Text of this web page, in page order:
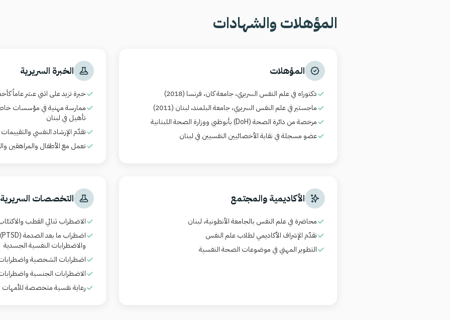
المؤهلات والشهادات
المؤهلات
دكتوراه في علم النفس السريري، جامعة كان، فرنسا (2018)
ماجستير في علم النفس السريري، جامعة البلمند، لبنان (2011)
مرخصة من دائرة الصحة(DoH)بأبوظبي ووزارة الصحة اللبنانية
عضو مسجلة في نقابة الأخصائيين النفسيين في لبنان
الخبرة السريرية
خبرة تزيد على اثني عشر عاماً
ممارسة مهنية في مؤسسات
تأهيل في لبنان
تقدّم الإرشاد النفسي
تعمل مع الأطفال والمراهقين
الأكاديمية والمجتمع
محاضرة في علم النفس بالجامعة الأنطونية، لبنان
تقدّم الإشراف الأكاديمي لطلاب علم النفس
التطوير المهني في موضوعات الصحة النفسية
التخصصات السريرية
الاضطراب ثنائي القطب
اضطراب ما بعد الصدمة(PTSD)
والاضطرابات النفسية الجسدية
اضطرابات الشخصية واضطرابات
الاضطرابات الجنسية
رعاية نفسية متخصصة للأمهات